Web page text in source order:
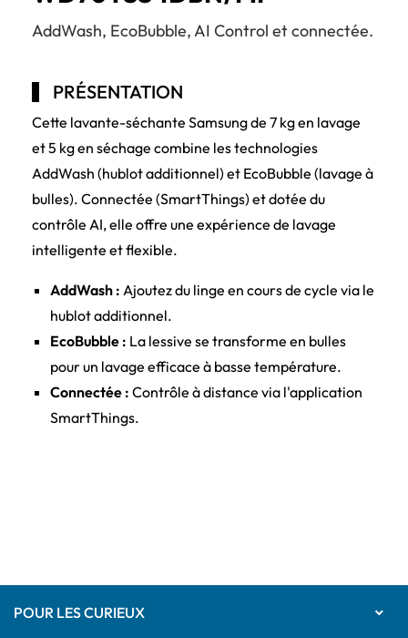
AddWash, EcoBubble, AI Control et connectée.
PRÉSENTATION
Cette lavante-séchante Samsung de 7 kg en lavage
et 5 kg en séchage combine les technologies
AddWash (hublot additionnel) et EcoBubble (lavage à
bulles). Connectée (SmartThings) et dotée du
contrôle AI, elle offre une expérience de lavage
intelligente et flexible.
AddWash : Ajoutez du linge en cours de cycle via le
hublot additionnel.
EcoBubble : La lessive se transforme en bulles
pour un lavage efficace à basse température.
Connectée : Contrôle à distance via l'application
SmartThings.
POUR LES CURIEUX 